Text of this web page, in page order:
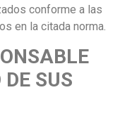
conforme a las
en la citada norma.
SUS